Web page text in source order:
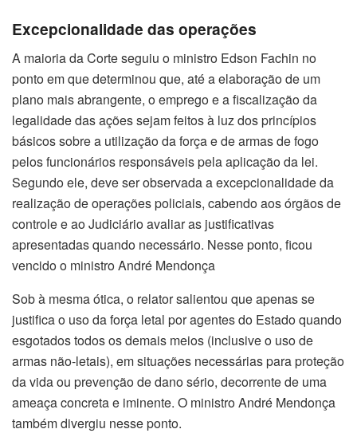
Excepcionalidade das operações
A maioria da Corte seguiu o ministro Edson Fachin no
ponto em que determinou que, até a elaboração de um
plano mais abrangente, o emprego e a fiscalização da
legalidade das ações sejam feitos à luz dos princípios
básicos sobre a utilização da força e de armas de fogo
pelos funcionários responsáveis pela aplicação da lei.
Segundo ele, deve ser observada a excepcionalidade da
realização de operações policiais, cabendo aos órgãos de
controle e ao Judiciário avaliar as justificativas
apresentadas quando necessário. Nesse ponto, ficou
vencido o ministro André Mendonça
Sob à mesma ótica, o relator salientou que apenas se
justifica o uso da força letal por agentes do Estado quando
esgotados todos os demais meios (inclusive o uso de
armas não-letais), em situações necessárias para proteção
da vida ou prevenção de dano sério, decorrente de uma
ameaça concreta e iminente. O ministro André Mendonça
também divergiu nesse ponto.